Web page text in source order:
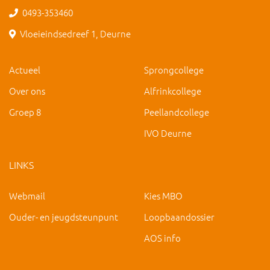
0493-353460
Vloeieindsedreef 1, Deurne
Actueel
Over ons
Groep 8
Sprongcollege
Alfrinkcollege
Peellandcollege
IVO Deurne
LINKS
Webmail
Ouder- en jeugdsteunpunt
Kies MBO
Loopbaandossier
AOS info